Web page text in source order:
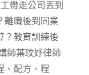
帶走公司丟到
離職後到同業
？教育訓練後
師葉玟妤律師
、配方、程